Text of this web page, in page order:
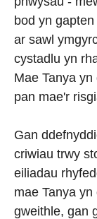
bod yn
ar sawl
cystadlu yn
Mae Tanya
pan mae'r
Gan
criwiau trwy
eiliadau
mae Tanya
gweithle, gan